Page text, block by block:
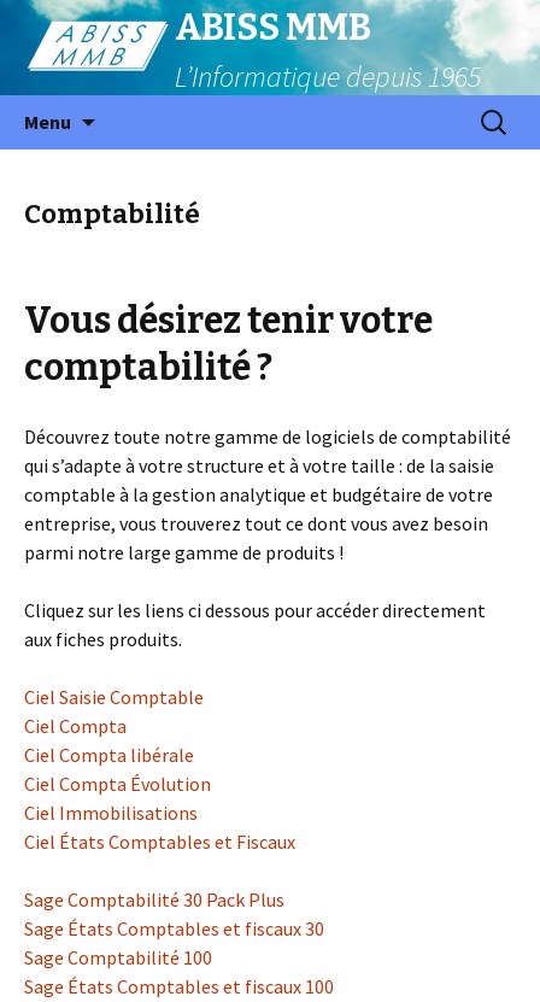
ABISS MMB
L’Informatique depuis 1965
Menu
Comptabilité
Vous désirez tenir votre
comptabilité ?
Découvrez toute notre gamme de logiciels de comptabilité
qui s’adapte à votre structure et à votre taille : de la saisie
comptable à la gestion analytique et budgétaire de votre
entreprise, vous trouverez tout ce dont vous avez besoin
parmi notre large gamme de produits !
Cliquez sur les liens ci dessous pour accéder directement
aux fiches produits.
Ciel Saisie Comptable
Ciel Compta
Ciel Compta libérale
Ciel Compta Évolution
Ciel Immobilisations
Ciel États Comptables et Fiscaux
Sage Comptabilité 30 Pack Plus
Sage États Comptables et fiscaux 30
Sage Comptabilité 100
Sage États Comptables et fiscaux 100